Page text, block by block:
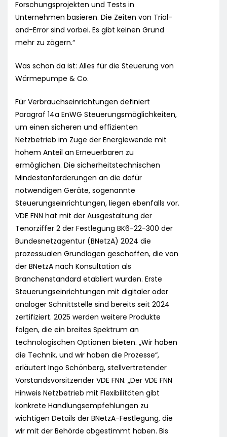
Forschungsprojekten und Tests in
Unternehmen basieren. Die Zeiten von Trial-
and-Error sind vorbei. Es gibt keinen Grund
mehr zu zögern.“
Was schon da ist: Alles für die Steuerung von
Wärmepumpe & Co.
Für Verbrauchseinrichtungen definiert
Paragraf 14a EnWG Steuerungsmöglichkeiten,
um einen sicheren und effizienten
Netzbetrieb im Zuge der Energiewende mit
hohem Anteil an Erneuerbaren zu
ermöglichen. Die sicherheitstechnischen
Mindestanforderungen an die dafür
notwendigen Geräte, sogenannte
Steuerungseinrichtungen, liegen ebenfalls vor.
VDE FNN hat mit der Ausgestaltung der
Tenorziffer 2 der Festlegung BK6-22-300 der
Bundesnetzagentur (BNetzA) 2024 die
prozessualen Grundlagen geschaffen, die von
der BNetzA nach Konsultation als
Branchenstandard etabliert wurden. Erste
Steuerungseinrichtungen mit digitaler oder
analoger Schnittstelle sind bereits seit 2024
zertifiziert. 2025 werden weitere Produkte
folgen, die ein breites Spektrum an
technologischen Optionen bieten. „Wir haben
die Technik, und wir haben die Prozesse“,
erläutert Ingo Schönberg, stellvertretender
Vorstandsvorsitzender VDE FNN. „Der VDE FNN
Hinweis Netzbetrieb mit Flexibilitäten gibt
konkrete Handlungsempfehlungen zu
wichtigen Details der BNetzA-Festlegung, die
wir mit der Behörde abgestimmt haben. Bis